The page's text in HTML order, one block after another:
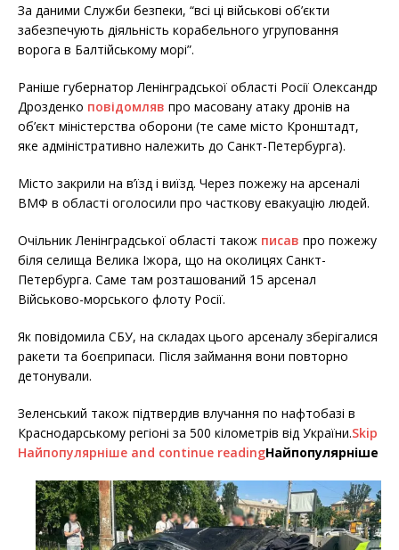
За даними Служби безпеки, “всі ці військові об’єкти
забезпечують діяльність корабельного угруповання
ворога в Балтійському морі”.
Раніше губернатор Ленінградської області Росії Олександр
Дрозденко повідомляв про масовану атаку дронів на
об’єкт міністерства оборони (те саме місто Кронштадт,
яке адміністративно належить до Санкт-Петербурга).
Місто закрили на в’їзд і виїзд. Через пожежу на арсеналі
ВМФ в області оголосили про часткову евакуацію людей.
Очільник Ленінградської області також писав про пожежу
біля селища Велика Іжора, що на околицях Санкт-
Петербурга. Саме там розташований 15 арсенал
Військово-морського флоту Росії.
Як повідомила СБУ, на складах цього арсеналу зберігалися
ракети та боєприпаси. Після займання вони повторно
детонували.
Зеленський також підтвердив влучання по нафтобазі в
Краснодарському регіоні за 500 кілометрів від України.Skip
Найпопулярніше and continue readingНайпопулярніше